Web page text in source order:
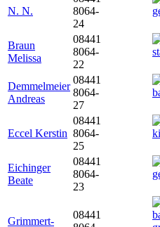
N. N.
8064-
24
Braun
Melissa
08441
8064-
22
Demmelmeier
Andreas
08441
8064-
27
Eccel Kerstin
08441
8064-
25
Eichinger
Beate
08441
8064-
23
Grimmert-
08441